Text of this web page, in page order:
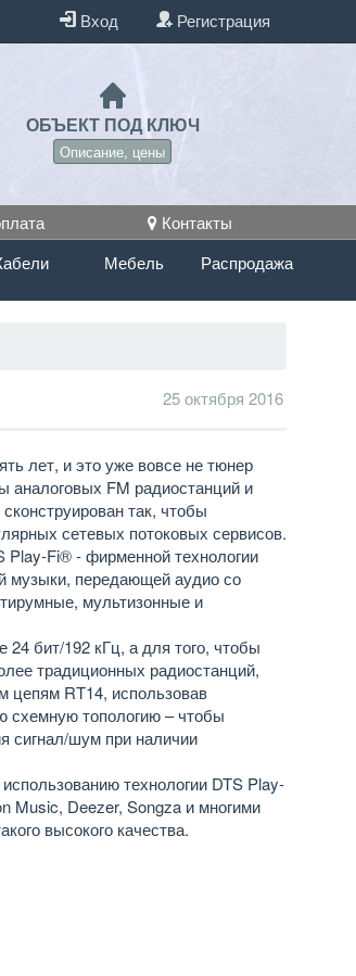
Вход Регистрация
ОБЪЕКТ ПОД КЛЮЧ
Описание, цены
Контакты
Мебель Распродажа
25 октября 2016
лет, и это уже вовсе не тюнер
аналоговых FM радиостанций и
так, чтобы
сетевых потоковых сервисов.
Play-Fi® - фирменной технологии
музыки, передающей аудио со
мультизонные и
бит/192 кГц, а для того, чтобы
традиционных радиостанций,
цепям RT14, использовав
топологию – чтобы
сигнал/шум при наличии
технологии DTS Play-
Music, Deezer, Songza и многими
высокого качества.